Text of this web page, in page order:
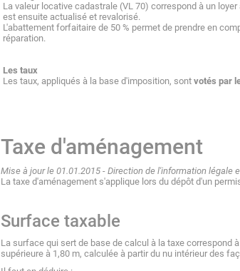
La valeur locative cadastrale (VL 70) correspond à un
est ensuite actualisé et revalorisé.
L'abattement forfaitaire de 50 % permet de prendre en
réparation.
Les taux
Les taux, appliqués à la base d'imposition, sont votés par
Taxe d'aménagement
Mise à jour le 01.01.2015 - Direction de l'information
La taxe d'aménagement s'applique lors du dépôt d'un
Surface taxable
La surface qui sert de base de calcul à la taxe
supérieure à 1,80 m, calculée à partir du nu intérieur des